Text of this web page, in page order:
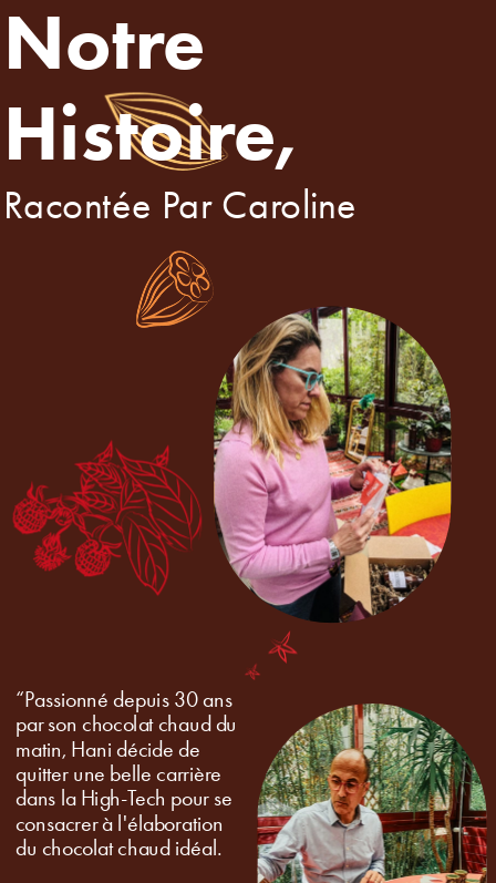
Notre
Histoire,
Racontée Par Caroline
“Passionné depuis 30 ans
par son chocolat chaud du
matin, Hani décide de
quitter une belle carrière
dans la High-Tech pour se
consacrer à l'élaboration
du chocolat chaud idéal.